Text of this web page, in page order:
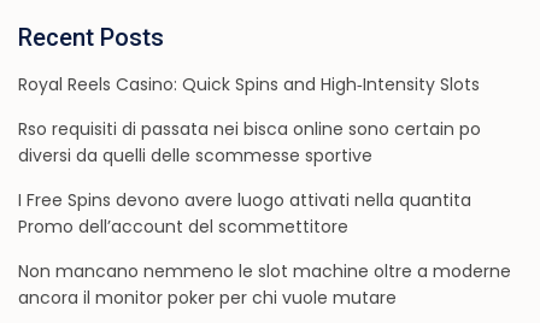
Recent Posts
Royal Reels Casino: Quick Spins and High‑Intensity Slots
Rso requisiti di passata nei bisca online sono certain po
diversi da quelli delle scommesse sportive
I Free Spins devono avere luogo attivati nella quantita
Promo dell’account del scommettitore
Non mancano nemmeno le slot machine oltre a moderne
ancora il monitor poker per chi vuole mutare